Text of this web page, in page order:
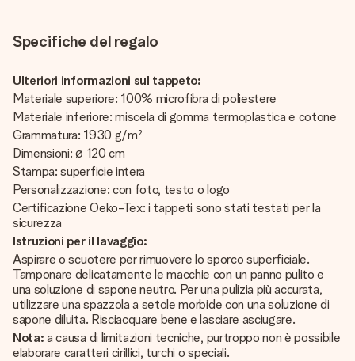
Specifiche del regalo
Ulteriori informazioni sul tappeto:
Materiale superiore: 100% microfibra di poliestere
Materiale inferiore: miscela di gomma termoplastica e cotone
Grammatura: 1930 g/m²
Dimensioni: ø 120 cm
Stampa: superficie intera
Personalizzazione: con foto, testo o logo
Certificazione Oeko-Tex: i tappeti sono stati testati per la
sicurezza
Istruzioni per il lavaggio:
Aspirare o scuotere per rimuovere lo sporco superficiale.
Tamponare delicatamente le macchie con un panno pulito e
una soluzione di sapone neutro. Per una pulizia più accurata,
utilizzare una spazzola a setole morbide con una soluzione di
sapone diluita. Risciacquare bene e lasciare asciugare.
Nota: a causa di limitazioni tecniche, purtroppo non è possibile
elaborare caratteri cirillici, turchi o speciali.